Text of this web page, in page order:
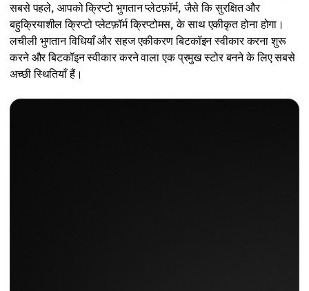
सबसे पहले, आपको क्रिप्टो भुगतान प्लेटफ़ॉर्म, जैसे कि सुरक्षित और
बहुक्रियाशील क्रिप्टो प्लेटफ़ॉर्म क्रिप्टोमस, के साथ एकीकृत होना होगा।
लचीली भुगतान विधियाँ और सहज एकीकरण बिटकॉइन स्वीकार करना शुरू
करने और बिटकॉइन स्वीकार करने वाला एक प्रमुख स्टोर बनने के लिए सबसे
अच्छी स्थितियाँ हैं।